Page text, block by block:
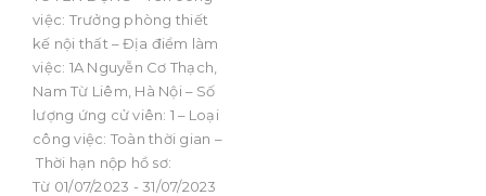
việc: Trưởng phòng thiết
kế nội thất – Địa điểm làm
việc: 1A Nguyễn Cơ Thạch,
Nam Từ Liêm, Hà Nội – Số
lượng ứng cử viên: 1 – Loại
công việc: Toàn thời gian –
Thời hạn nộp hồ sơ:
Từ 01/07/2023 - 31/07/2023